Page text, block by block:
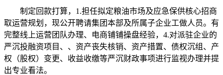
制定回款打算，1.担任拟定粮油市场及应急保供核心招商
取运营规划，现公开聘请集团本部及所属子企业工做人员。有
完整线上运营团队办理、电商铺铺操盘经验，4.对派驻企业的
严沉投融资项目、、资产丧失核销、资产措置、债权沉组、产
权（股权）变更、收益收缴等严沉财政事项进行监视办理并提
出专业看法。